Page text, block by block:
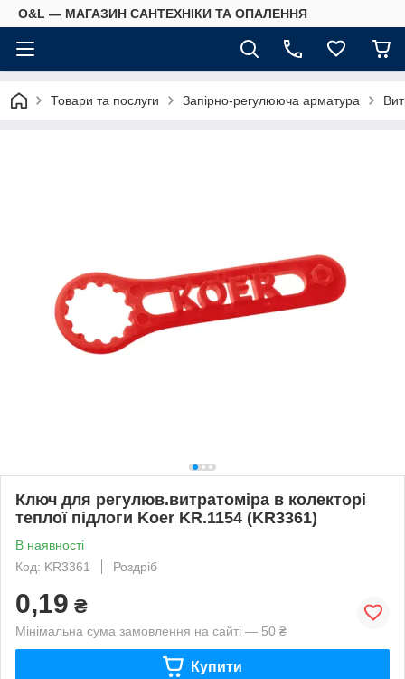
O&L — МАГАЗИН САНТЕХНІКИ ТА ОПАЛЕННЯ
Товари та послуги Запірно-регулююча арматура
Ключ для регулюв.витратоміра в колекторі
теплої підлоги Koer KR.1154 (KR3361)
В наявності
Код: KR3361
Роздріб
0,19 ₴
Мінімальна сума замовлення на сайті — 50 ₴
Купити